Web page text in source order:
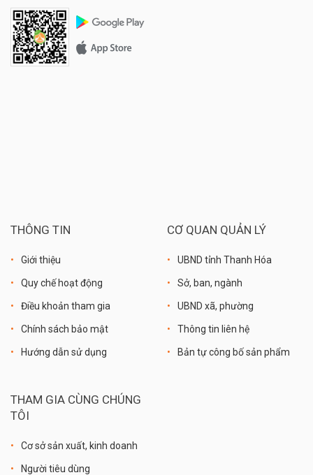
THÔNG TIN
Giới thiệu
Quy chế hoạt động
Điều khoản tham gia
Chính sách bảo mật
Hướng dẫn sử dụng
CƠ QUAN QUẢN LÝ
UBND tỉnh Thanh Hóa
Sở, ban, ngành
UBND xã, phường
Thông tin liên hệ
Bản tự công bố sản phẩm
THAM GIA CÙNG CHÚNG
TÔI
Cơ sở sản xuất, kinh doanh
Người tiêu dùng